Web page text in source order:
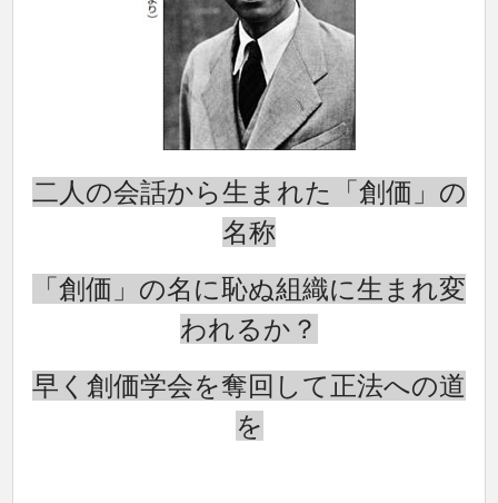
二人の会話から生まれた「創価」の
名称
「創価」の名に恥ぬ組織に生まれ変
われるか？
早く創価学会を奪回して正法への道
を